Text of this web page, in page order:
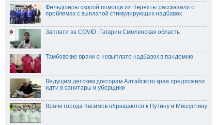
Фельдшеры скорой помощи из Нерехты рассказали о
проблемах с выплатой стимулирующих надбавок
Заплати за COVID. Гагарин Смоленская область
Тамбовские врачи о невыплате надбавок в пандемию
Ведущим детским докторам Алтайского края предложили
идти в санитары и уборщики
Врачи города Касимов обращаются к Путину и Мишустину